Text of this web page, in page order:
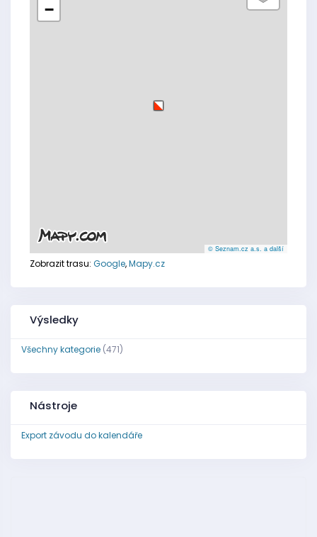
−
© Seznam.cz a.s. a další
Zobrazit trasu: Google,Mapy.cz
Výsledky
Všechny kategorie(471)
Nástroje
Export závodu do kalendáře